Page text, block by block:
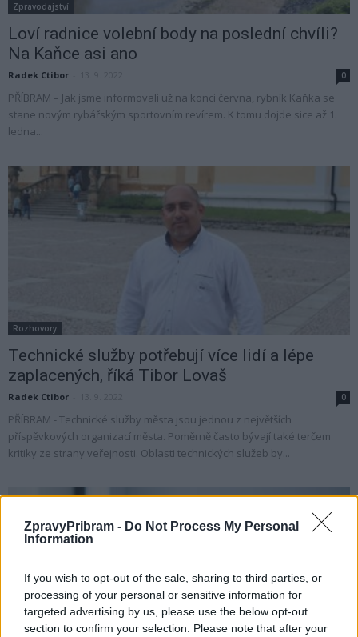
ZpravyPribram - Do Not Process My Personal
Information
If you wish to opt-out of the sale, sharing to third parties, or
processing of your personal or sensitive information for
targeted advertising by us, please use the below opt-out
section to confirm your selection. Please note that after your
Zpravodajství
Loví radnice volební body na poslední chvíli?
Na Kaňce asi ano
Radek Ctibor 0
PŘÍBRAM – Jak jsme informovali už na konci června, rybník Kaňka se
stane novým rybářským sportovním revírem. K tomu dojde sice až 1.
ledna...
Rozhovory
Technické služby potřebují více lidí a lépe
zaplacených, říká Tibor Lovaš
Radek Ctibor 0
PŘÍBRAM - Technické služby města jsou jednou z největších
příspěvkových organizací města. Poměrně často bývají také terčem
kritiky ze strany veřejnosti. Oblasti technických služeb by...